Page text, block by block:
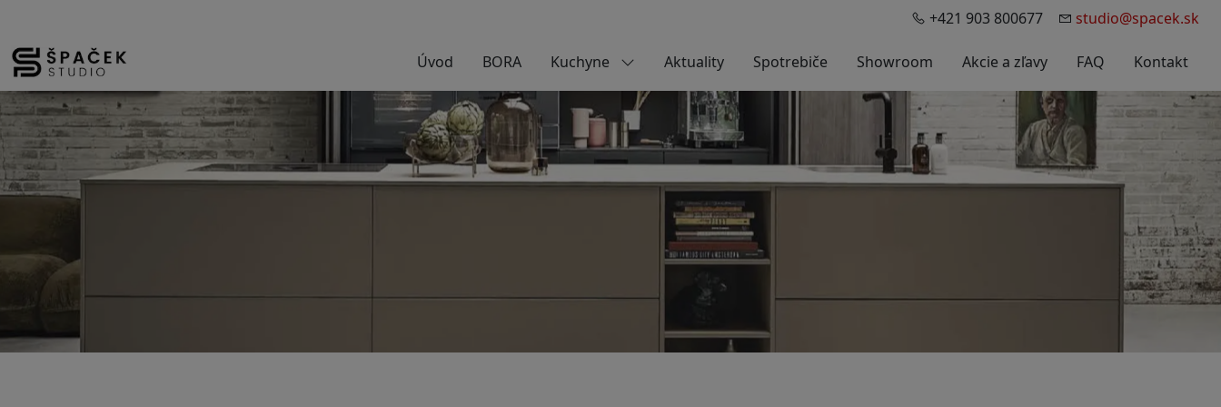
+421 903 800677 studio@spacek.sk
Úvod BORA Kuchyne Aktuality Spotrebiče Showroom Akcie a zľavy FAQ Kontakt